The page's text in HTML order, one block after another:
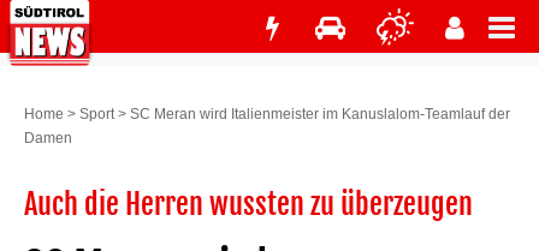
Home > Sport> SC Meran wird Italienmeister im Kanuslalom-Teamlauf der
Damen
Auch die Herren wussten zu überzeugen